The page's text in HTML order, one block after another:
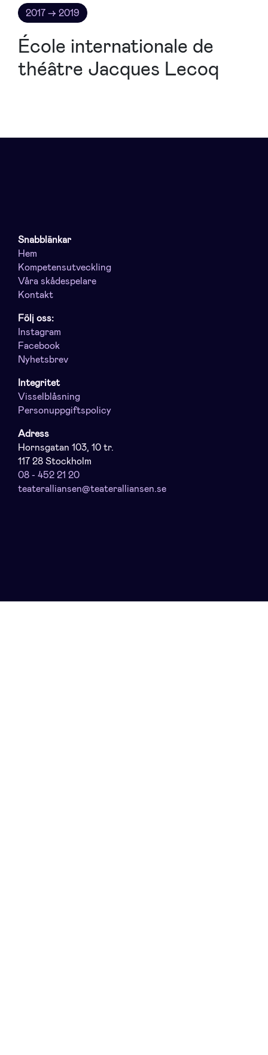
2017 → 2019
École internationale de
théâtre Jacques Lecoq
Snabblänkar
Hem
Kompetensutveckling
Våra skådespelare
Kontakt
Följ oss:
Instagram
Facebook
Nyhetsbrev
Integritet
Visselblåsning
Personuppgiftspolicy
Adress
Hornsgatan 103, 10 tr.
117 28 Stockholm
08 - 452 21 20
teateralliansen@teateralliansen.se